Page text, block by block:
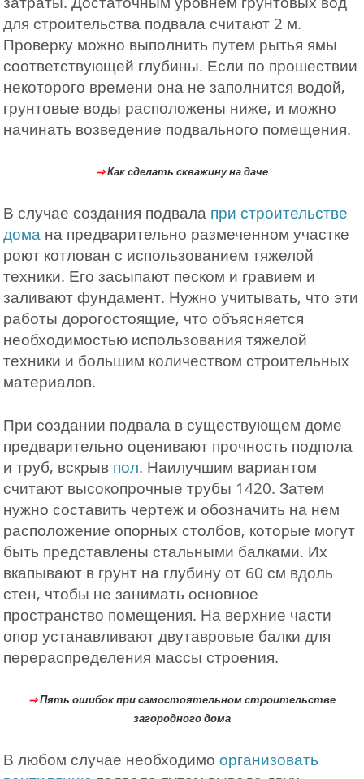
для строительства подвала считают 2 м.
Проверку можно выполнить путем рытья ямы
соответствующей глубины. Если по прошествии
некоторого времени она не заполнится водой,
грунтовые воды расположены ниже, и можно
начинать возведение подвального помещения.
⇒Как сделать скважину на даче
В случае создания подвала при строительстве
дома на предварительно размеченном участке
роют котлован с использованием тяжелой
техники. Его засыпают песком и гравием и
заливают фундамент. Нужно учитывать, что эти
работы дорогостоящие, что объясняется
необходимостью использования тяжелой
техники и большим количеством строительных
материалов.
При создании подвала в существующем доме
предварительно оценивают прочность подпола
и труб, вскрыв пол. Наилучшим вариантом
считают высокопрочные трубы 1420. Затем
нужно составить чертеж и обозначить на нем
расположение опорных столбов, которые могут
быть представлены стальными балками. Их
вкапывают в грунт на глубину от 60 см вдоль
стен, чтобы не занимать основное
пространство помещения. На верхние части
опор устанавливают двутавровые балки для
перераспределения массы строения.
⇒Пять ошибок при самостоятельном строительстве
загородного дома
В любом случае необходимоорганизовать